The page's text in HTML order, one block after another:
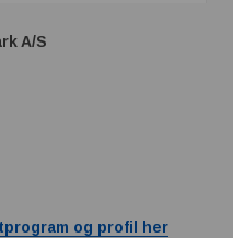
A/S
og profil her